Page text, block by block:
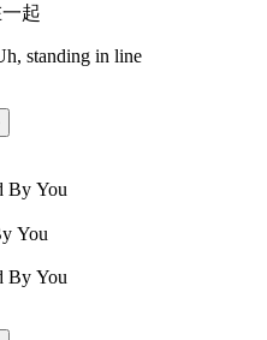
起
standing in line
By You
You
By You